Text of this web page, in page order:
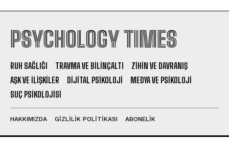
PSYCHOLOGY TIMES
RUH SAĞLIĞI TRAVMA VE BILINÇALTI
ZIHIN VE DAVRANIŞ
AŞK VE İLIŞKILER
DIJITAL PSIKOLOJI
MEDYA VE PSIKOLOJI
SUÇ PSIKOLOJISI
HAKKIMIZDA GIZLILIK POLITIKASI ABONELIK